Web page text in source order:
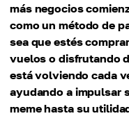
más negocios
como un método de
sea que estés
vuelos o disfrutando
está volviendo cada
ayudando a impulsar
meme hasta su